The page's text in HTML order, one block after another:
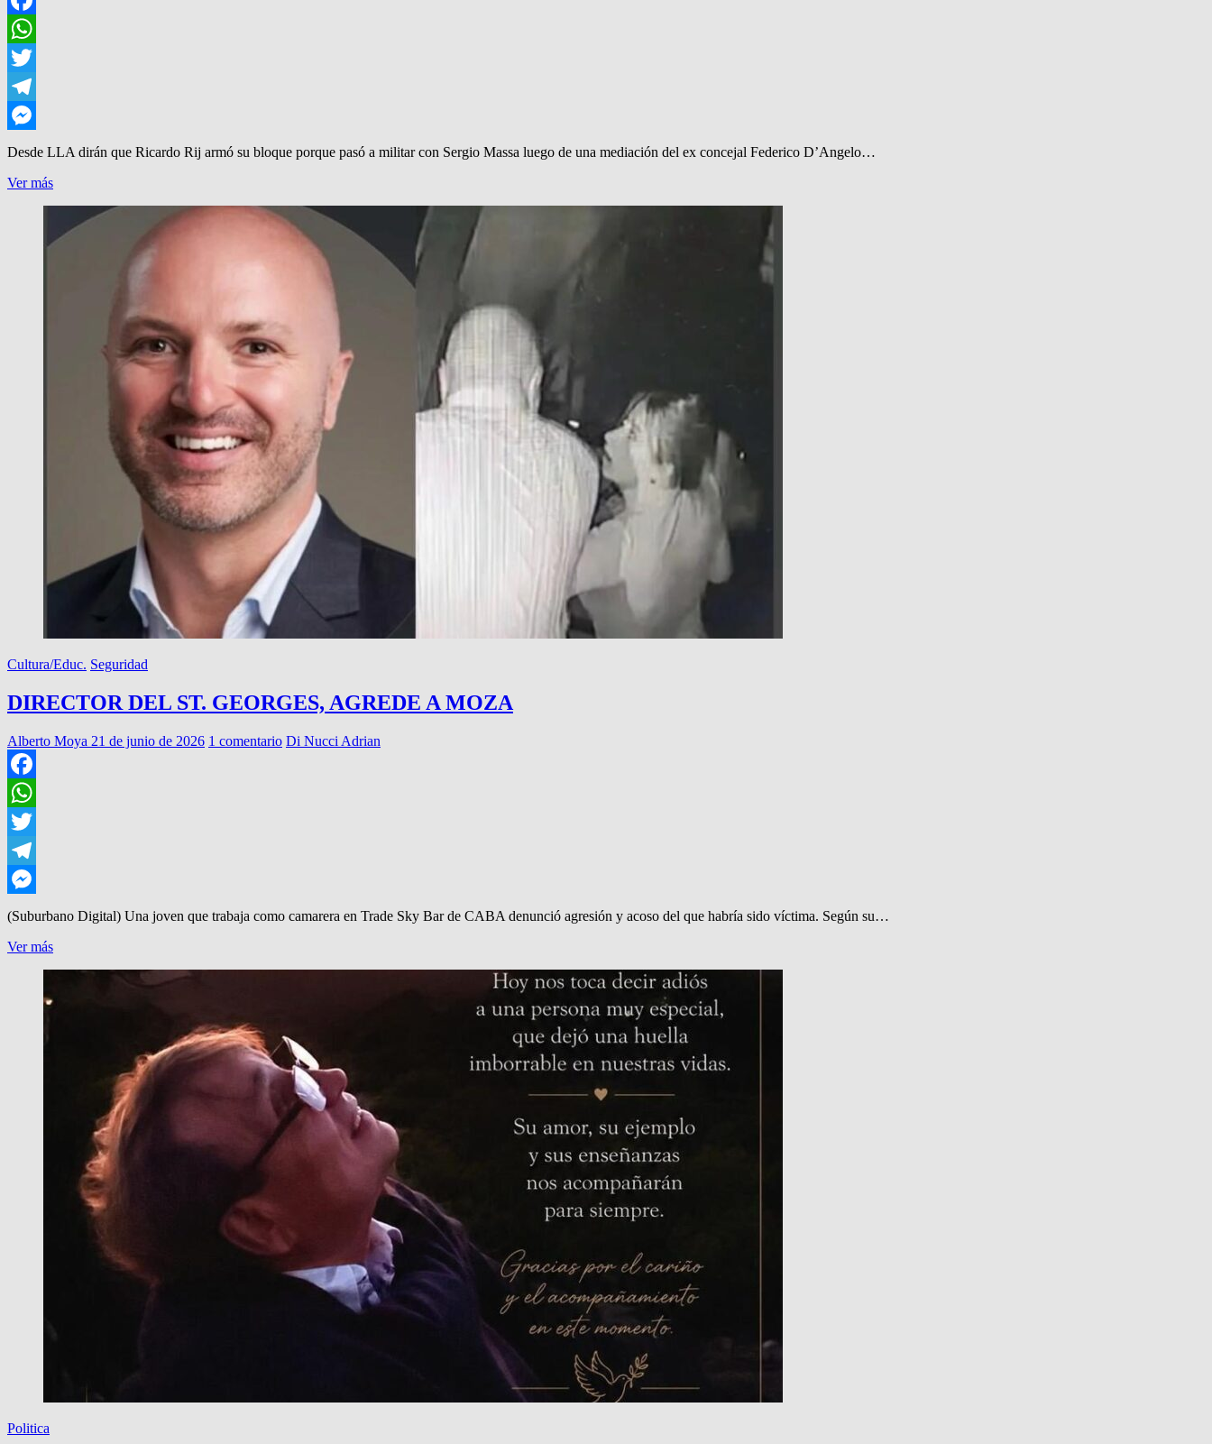
Facebook
WhatsApp
Twitter
Telegram
Messenger
Desde LLA dirán que Ricardo Rij armó su bloque porque pasó a militar con Sergio Massa luego de una mediación del ex concejal Federico D’Angelo…
Ver másQUE
LA
RUPTURA
Cultura/Educ. Seguridad
DIRECTOR DEL ST. GEORGES, AGREDE A MOZA
Alberto Moya 21 de junio de 2026 1 comentario Di Nucci Adrian
Facebook
WhatsApp
Twitter
Telegram
Messenger
(Suburbano Digital) Una joven que trabaja como camarera en Trade Sky Bar de CABA denunció agresión y acoso del que habría sido víctima. Según su…
Ver másDIRECTOR
Politica